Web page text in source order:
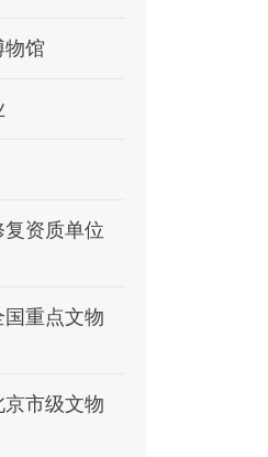
物馆
资质单位
重点文物
市级文物